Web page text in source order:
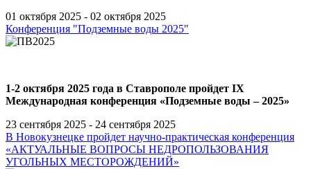
01 октября 2025 - 02 октября 2025
Конференция "Подземные воды 2025"
1-2 октября 2025 года в Ставрополе пройдет IX
Международная конференция «Подземные воды – 2025»
23 сентября 2025 - 24 сентября 2025
В Новокузнецке пройдет научно-практическая конференция
«АКТУАЛЬНЫЕ ВОПРОСЫ НЕДРОПОЛЬЗОВАНИЯ
УГОЛЬНЫХ МЕСТОРОЖДЕНИЙ»